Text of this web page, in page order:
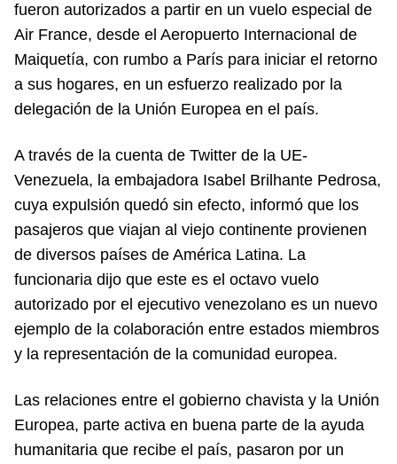
fueron autorizados a partir en un vuelo especial de
Air France, desde el Aeropuerto Internacional de
Maiquetía, con rumbo a París para iniciar el retorno
a sus hogares, en un esfuerzo realizado por la
delegación de la Unión Europea en el país.
A través de la cuenta de Twitter de la UE-
Venezuela, la embajadora Isabel Brilhante Pedrosa,
cuya expulsión quedó sin efecto, informó que los
pasajeros que viajan al viejo continente provienen
de diversos países de América Latina. La
funcionaria dijo que este es el octavo vuelo
autorizado por el ejecutivo venezolano es un nuevo
ejemplo de la colaboración entre estados miembros
y la representación de la comunidad europea.
Las relaciones entre el gobierno chavista y la Unión
Europea, parte activa en buena parte de la ayuda
humanitaria que recibe el país, pasaron por un